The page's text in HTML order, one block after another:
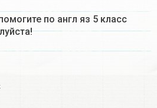
по англ яз 5 класс